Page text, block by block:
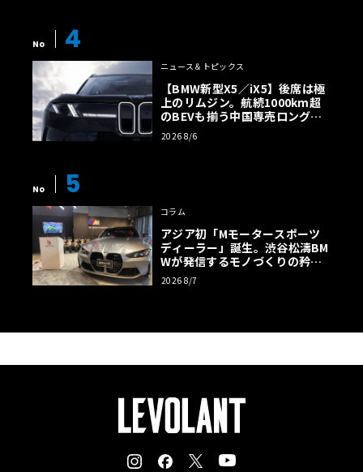
No 4
ニュース＆トピックス
【BMW新型X5／iX5】後席は極
上のリムジン。航続1000km超
のBEVも揃う中国専売ロング仕
様の全貌
2026 8/6
No 5
コラム
アジア初「Mモータースポーツ
ディーラー」誕生。渋谷松濤BM
Wが発信するモノづくりの矜持
【木下隆之コラム】
2026 8/7